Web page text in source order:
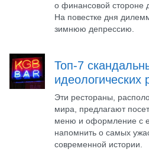
о финансовой стороне
На повестке дня
зимнюю депрессию.
Топ-7
идеологических
Эти рестораны,
мира, предлагают
меню и оформление с
напомнить о самых
современной истории.